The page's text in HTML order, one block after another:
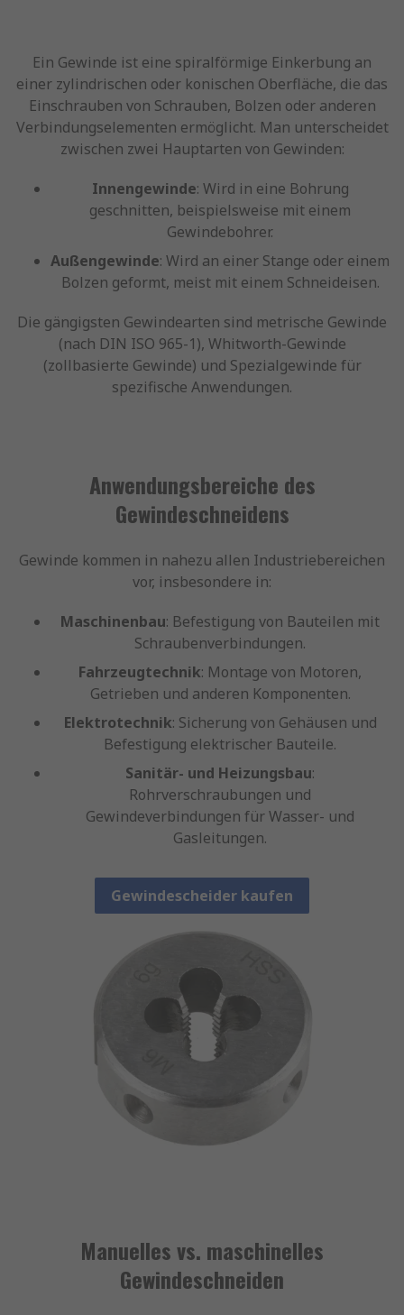
Ein Gewinde ist eine spiralförmige Einkerbung an
einer zylindrischen oder konischen Oberfläche, die das
Einschrauben von Schrauben, Bolzen oder anderen
Verbindungselementen ermöglicht. Man unterscheidet
zwischen zwei Hauptarten von Gewinden:
Innengewinde: Wird in eine Bohrung
geschnitten, beispielsweise mit einem
Gewindebohrer.
Außengewinde: Wird an einer Stange oder einem
Bolzen geformt, meist mit einem Schneideisen.
Die gängigsten Gewindearten sind metrische Gewinde
(nach DIN ISO 965-1), Whitworth-Gewinde
(zollbasierte Gewinde) und Spezialgewinde für
spezifische Anwendungen.
Anwendungsbereiche des
Gewindeschneidens
Gewinde kommen in nahezu allen Industriebereichen
vor, insbesondere in:
Maschinenbau: Befestigung von Bauteilen mit
Schraubenverbindungen.
Fahrzeugtechnik: Montage von Motoren,
Getrieben und anderen Komponenten.
Elektrotechnik: Sicherung von Gehäusen und
Befestigung elektrischer Bauteile.
Sanitär- und Heizungsbau:
Rohrverschraubungen und
Gewindeverbindungen für Wasser- und
Gasleitungen.
Gewindescheider kaufen
Manuelles vs. maschinelles
Gewindeschneiden